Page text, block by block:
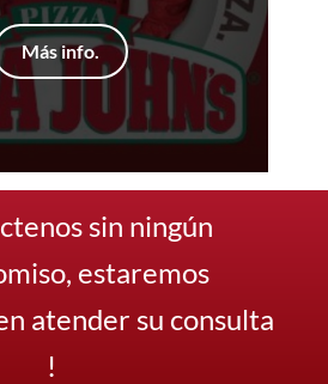
Más info.
sin ningún
estaremos
atender su consulta
!